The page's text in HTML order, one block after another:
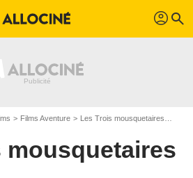
profil search
Films Aventure Les Trois mousquetaires
mousquetaires